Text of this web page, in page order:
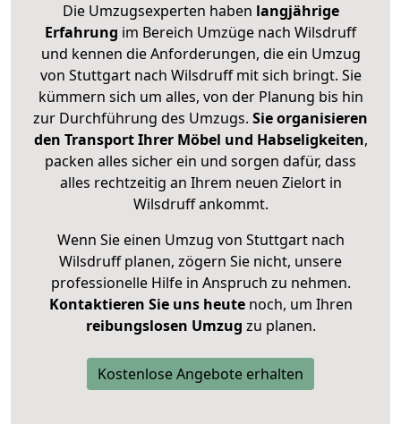
Die Umzugsexperten haben langjährige
Erfahrung im Bereich Umzüge nach Wilsdruff
und kennen die Anforderungen, die ein Umzug
von Stuttgart nach Wilsdruff mit sich bringt. Sie
kümmern sich um alles, von der Planung bis hin
zur Durchführung des Umzugs. Sie organisieren
den Transport Ihrer Möbel und Habseligkeiten,
packen alles sicher ein und sorgen dafür, dass
alles rechtzeitig an Ihrem neuen Zielort in
Wilsdruff ankommt.
Wenn Sie einen Umzug von Stuttgart nach
Wilsdruff planen, zögern Sie nicht, unsere
professionelle Hilfe in Anspruch zu nehmen.
Kontaktieren Sie uns heutenoch, um Ihren
reibungslosen Umzug zu planen.
Kostenlose Angebote erhalten